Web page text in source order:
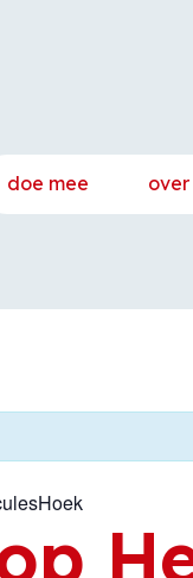
doe mee over